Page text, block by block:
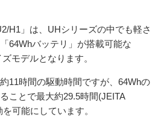
H1」は、UHシリーズの中でも軽さ
64Whバッテリ」が搭載可能な
モデルとなります。
11時間の駆動時間ですが、64Whの
ことで最大約29.5時間(JEITA
可能にしています。